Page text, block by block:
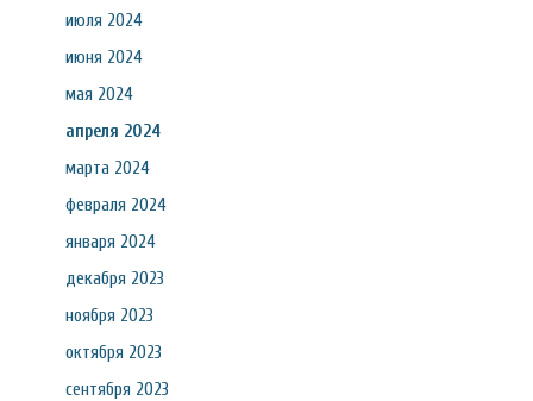
июля 2024
июня 2024
мая 2024
апреля 2024
марта 2024
февраля 2024
января 2024
декабря 2023
ноября 2023
октября 2023
сентября 2023